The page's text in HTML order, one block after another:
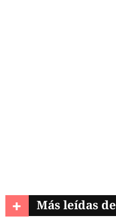
+ Más leídas de